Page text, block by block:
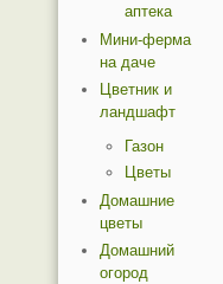
аптека
Мини-ферма
на даче
Цветник и
ландшафт
Газон
Цветы
Домашние
цветы
Домашний
огород